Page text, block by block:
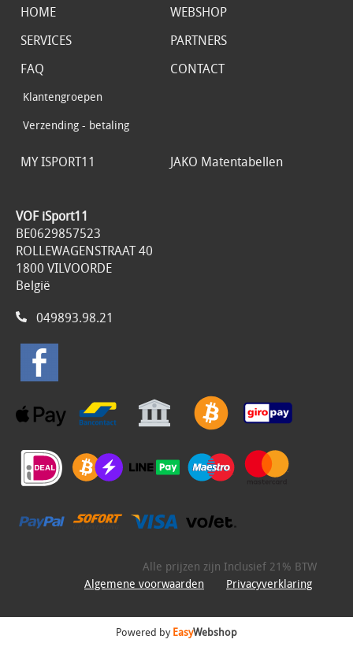
HOME
WEBSHOP
SERVICES
PARTNERS
FAQ
Klantengroepen
Verzending - betaling
CONTACT
MY ISPORT11 JAKO Matentabellen
VOF iSport11
BE0629857523
ROLLEWAGENSTRAAT 40
1800 VILVOORDE
België
049893.98.21
Alle prijzen zijn Inclusief 21% BTW
Algemene voorwaarden
Privacyverklaring
Powered byEasyWebshop